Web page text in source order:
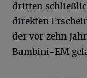
dritten
direkten
der vor zehn
Bambini-EM